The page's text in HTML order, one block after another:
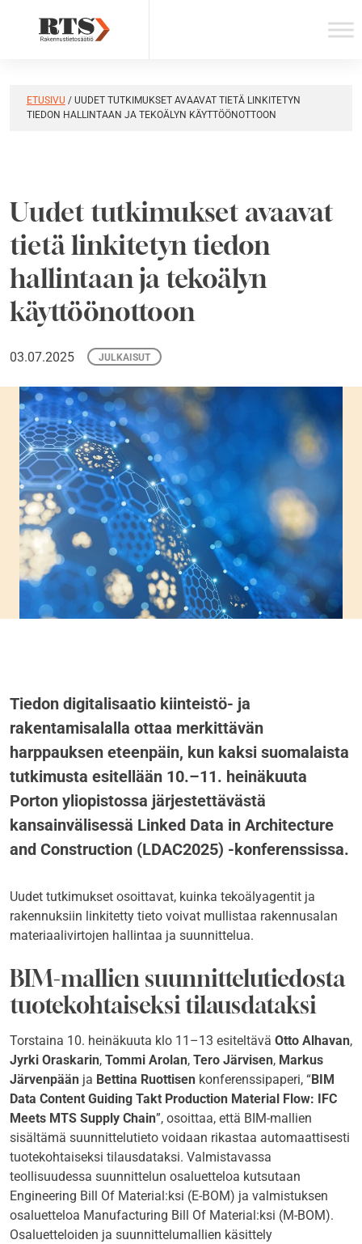
ETUSIVU / UUDET TUTKIMUKSET AVAAVAT TIETÄ LINKITETYN
TIEDON HALLINTAAN JA TEKOÄLYN KÄYTTÖÖNOTTOON
Uudet tutkimukset avaavat
tietä linkitetyn tiedon
hallintaan ja tekoälyn
käyttöönottoon
03.07.2025 JULKAISUT
Tiedon digitalisaatio kiinteistö- ja
rakentamisalalla ottaa merkittävän
harppauksen eteenpäin, kun kaksi suomalaista
tutkimusta esitellään 10.–11. heinäkuuta
Porton yliopistossa järjestettävästä
kansainvälisessä Linked Data in Architecture
and Construction (LDAC2025) -konferenssissa.
Uudet tutkimukset osoittavat, kuinka tekoälyagentit ja
rakennuksiin linkitetty tieto voivat mullistaa rakennusalan
materiaalivirtojen hallintaa ja suunnittelua.
BIM-mallien suunnittelutiedosta
tuotekohtaiseksi tilausdataksi
Torstaina 10. heinäkuuta klo 11–13 esiteltävä Otto Alhavan,
Jyrki Oraskarin, Tommi Arolan, Tero Järvisen, Markus
Järvenpään ja Bettina Ruottisen konferenssipaperi, “BIM
Data Content Guiding Takt Production Material Flow: IFC
Meets MTS Supply Chain”, osoittaa, että BIM-mallien
sisältämä suunnittelutieto voidaan rikastaa automaattisesti
tuotekohtaiseksi tilausdataksi. Valmistavassa
teollisuudessa suunnittelun osaluetteloa kutsutaan
Engineering Bill Of Material:ksi (E-BOM) ja valmistuksen
osaluetteloa Manufacturing Bill Of Material:ksi (M-BOM).
Osaluetteloiden ja suunnittelumallien käsittely